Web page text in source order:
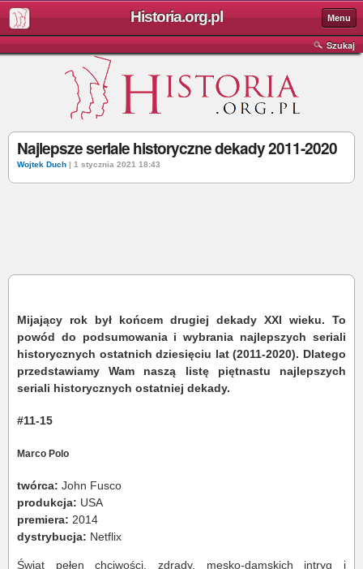
Historia.org.pl Menu
Szukaj
Najlepsze seriale historyczne dekady 2011-2020
Wojtek Duch | 1 stycznia 2021 18:43
Mijający rok był końcem drugiej dekady XXI wieku. To
powód do podsumowania i wybrania najlepszych seriali
historycznych ostatnich dziesięciu lat (2011-2020). Dlatego
przedstawiamy Wam naszą listę piętnastu najlepszych
seriali historycznych ostatniej dekady.
#11-15
Marco Polo
twórca: John Fusco
produkcja: USA
premiera: 2014
dystrybucja: Netflix
Świat pełen chciwości, zdrady, męsko-damskich intryg i